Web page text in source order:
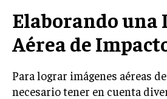
Elaborando una
Aérea de
Para lograr imágenes aéreas
necesario tener en cuenta